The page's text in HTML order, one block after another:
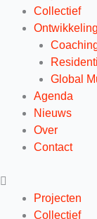
Collectief
Ontwikkeling
Global
Agenda
Nieuws
Over
Contact
Projecten
Collectief